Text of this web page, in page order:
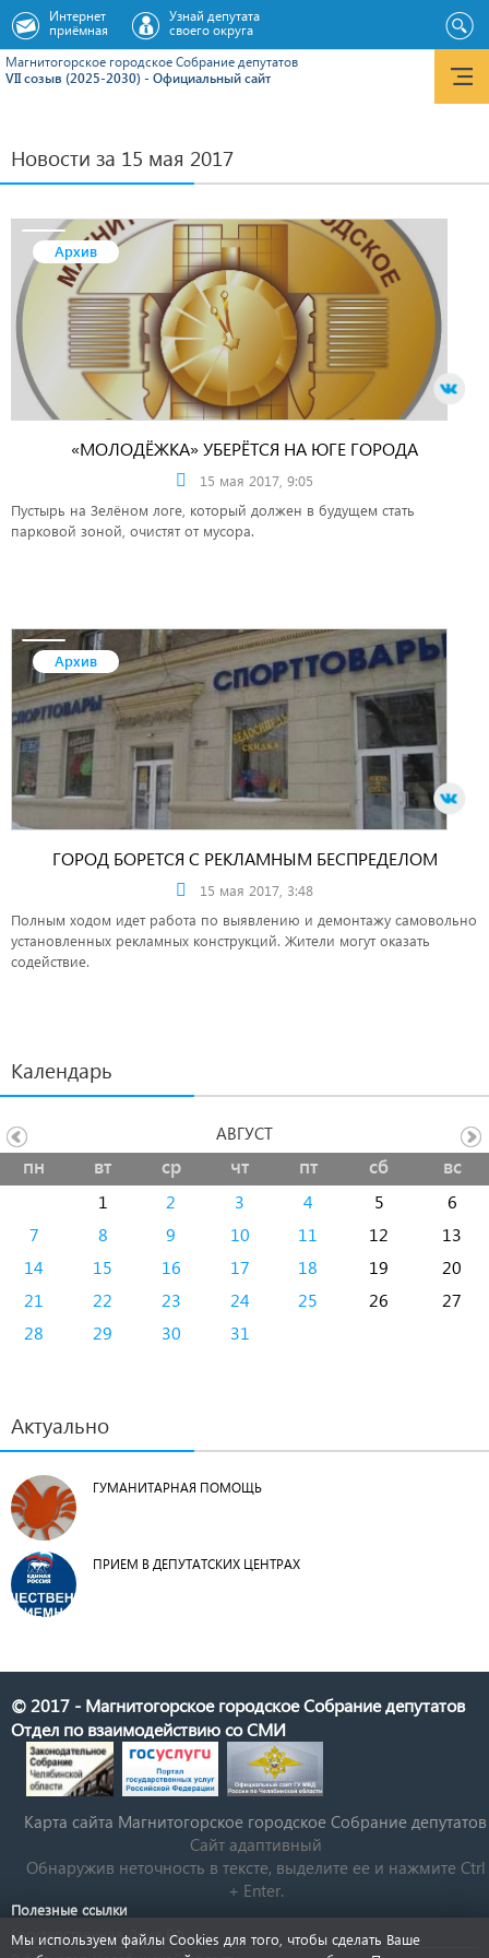
Магнитогорское городское Cобрание депутатов
VII созыв (2025-2030) - Официальный сайт
Интернет
приёмная
Узнай депутата
своего округа
Новости за 15 мая 2017
Архив
«МОЛОДЁЖКА» УБЕРЁТСЯ НА ЮГЕ ГОРОДА
15 мая 2017, 9:05
Пустырь на Зелёном логе, который должен в будущем стать
парковой зоной, очистят от мусора.
Архив
ГОРОД БОРЕТСЯ С РЕКЛАМНЫМ БЕСПРЕДЕЛОМ
15 мая 2017, 3:48
Полным ходом идет работа по выявлению и демонтажу самовольно
установленных рекламных конструкций. Жители могут оказать
содействие.
Календарь
пн вт ср чт пт сб вс
1 2 3 4 5
6
7
8 9 10 11 12
13
14
15 16 17 18 19
20
21
22 23 24 25 26
27
28
29 30 31
АВГУСТ
Актуально
ГУМАНИТАРНАЯ ПОМОЩЬ
ПРИЕМ В ДЕПУТАТСКИХ ЦЕНТРАХ
© 2017 - Магнитогорское городское Собрание депутатов
Отдел по взаимодействию со СМИ
Карта сайта Магнитогорское городское Cобрание депутатов
Сайт адаптивный
Обнаружив неточность в тексте, выделите ее и нажмите Ctrl
+ Enter.
Полезные ссылки
Государственная Дума РФ
Мы используем файлы Cookies для того, чтобы сделать Ваше